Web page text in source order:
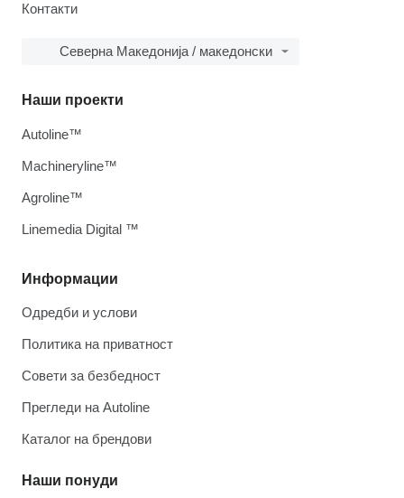
Контакти
Северна Македонија / македонски
Информации
Одредби и услови
Политика на приватност
Совети за безбедност
Прегледи на Autoline
Каталог на брендови
Наши понуди
Наши проекти
Autoline™
Machineryline™
Agroline™
Linemedia Digital ™